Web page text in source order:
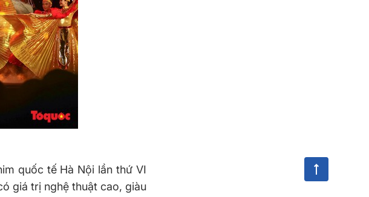
quốc tế Hà Nội lần thứ VI
giá trị nghệ thuật cao, giàu